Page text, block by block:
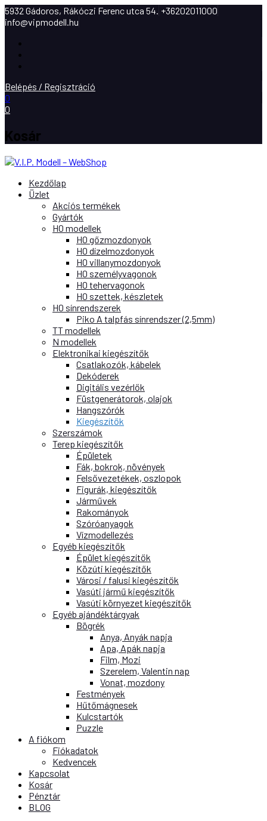
5932 Gádoros, Rákóczi Ferenc utca 54. +36202011000
info@vipmodell.hu
Belépés / Regisztráció
0
0
Kosár
Kezdőlap
Üzlet
Akciós termékek
Gyártók
H0 modellek
H0 gőzmozdonyok
H0 dízelmozdonyok
H0 villanymozdonyok
H0 személyvagonok
H0 tehervagonok
H0 szettek, készletek
H0 sínrendszerek
Piko A talpfás sínrendszer (2,5mm)
TT modellek
N modellek
Elektronikai kiegészítők
Csatlakozók, kábelek
Dekóderek
Digitális vezérlők
Füstgenerátorok, olajok
Hangszórók
Kiegészítők
Szerszámok
Terep kiegészítők
Épületek
Fák, bokrok, növények
Felsővezetékek, oszlopok
Figurák, kiegészítők
Járművek
Rakományok
Szóróanyagok
Vízmodellezés
Egyéb kiegészítők
Épület kiegészítők
Közúti kiegészítők
Városi / falusi kiegészítők
Vasúti jármű kiegészítők
Vasúti környezet kiegészítők
Egyéb ajándéktárgyak
Bögrék
Anya, Anyák napja
Apa, Apák napja
Film, Mozi
Szerelem, Valentin nap
Vonat, mozdony
Festmények
Hűtőmágnesek
Kulcstartók
Puzzle
A fiókom
Fiókadatok
Kedvencek
Kapcsolat
Kosár
Pénztár
BLOG